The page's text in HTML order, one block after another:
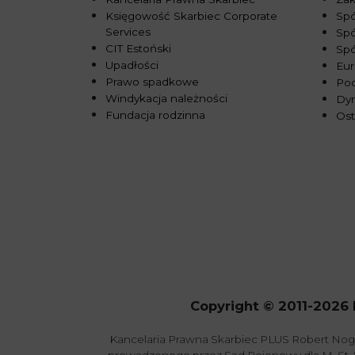
Księgowość Skarbiec Corporate
Services
CIT Estoński
Upadłości
Prawo spadkowe
Windykacja należności
Fundacja rodzinna
Copyright © 2011-
Kancelaria Prawna Skarbiec PLUS Robert